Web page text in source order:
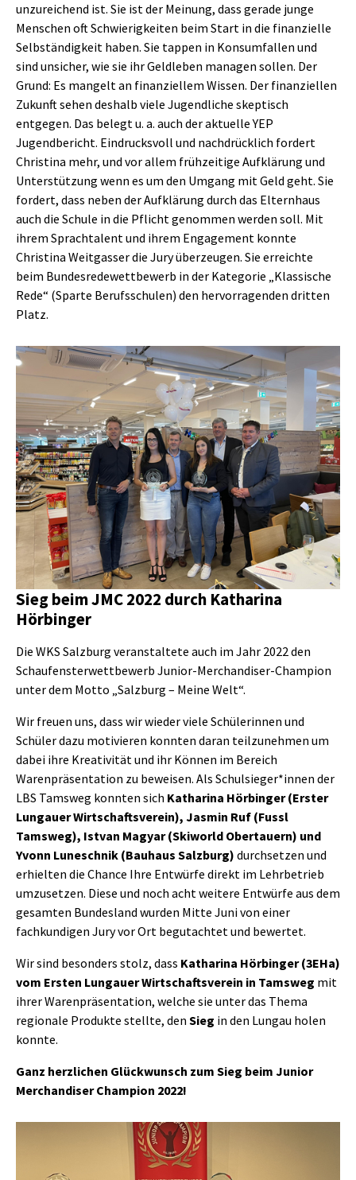
unzureichend ist. Sie ist der Meinung, dass gerade junge
Menschen oft Schwierigkeiten beim Start in die finanzielle
Selbständigkeit haben. Sie tappen in Konsumfallen und
sind unsicher, wie sie ihr Geldleben managen sollen. Der
Grund: Es mangelt an finanziellem Wissen. Der finanziellen
Zukunft sehen deshalb viele Jugendliche skeptisch
entgegen. Das belegt u. a. auch der aktuelle YEP
Jugendbericht. Eindrucksvoll und nachdrücklich fordert
Christina mehr, und vor allem frühzeitige Aufklärung und
Unterstützung wenn es um den Umgang mit Geld geht. Sie
fordert, dass neben der Aufklärung durch das Elternhaus
auch die Schule in die Pflicht genommen werden soll. Mit
ihrem Sprachtalent und ihrem Engagement konnte
Christina Weitgasser die Jury überzeugen. Sie erreichte
beim Bundesredewettbewerb in der Kategorie „Klassische
Rede“ (Sparte Berufsschulen) den hervorragenden dritten
Platz.
Show larger version
Sieg beim JMC 2022 durch Katharina
Hörbinger
Die WKS Salzburg veranstaltete auch im Jahr 2022 den
Schaufensterwettbewerb Junior-Merchandiser-Champion
unter dem Motto „Salzburg – Meine Welt“.
Wir freuen uns, dass wir wieder viele Schülerinnen und
Schüler dazu motivieren konnten daran teilzunehmen um
dabei ihre Kreativität und ihr Können im Bereich
Warenpräsentation zu beweisen. Als Schulsieger*innen der
LBS Tamsweg konnten sich Katharina Hörbinger (Erster
Lungauer Wirtschaftsverein), Jasmin Ruf (Fussl
Tamsweg), Istvan Magyar (Skiworld Obertauern) und
Yvonn Luneschnik (Bauhaus Salzburg) durchsetzen und
erhielten die Chance Ihre Entwürfe direkt im Lehrbetrieb
umzusetzen. Diese und noch acht weitere Entwürfe aus dem
gesamten Bundesland wurden Mitte Juni von einer
fachkundigen Jury vor Ort begutachtet und bewertet.
Wir sind besonders stolz, dass Katharina Hörbinger (3EHa)
vom Ersten Lungauer Wirtschaftsverein in Tamsweg mit
ihrer Warenpräsentation, welche sie unter das Thema
regionale Produkte stellte, den Sieg in den Lungau holen
konnte.
Ganz herzlichen Glückwunsch zum Sieg beim Junior
Merchandiser Champion 2022!